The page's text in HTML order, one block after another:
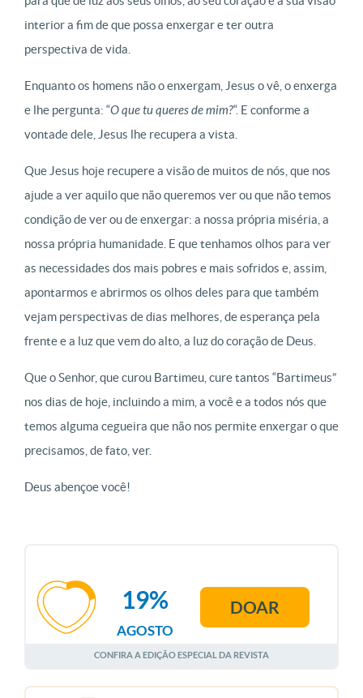
interior a fim de que possa enxergar e ter outra
perspectiva de vida.
Enquanto os homens não o enxergam, Jesus o vê, o enxerga
e lhe pergunta: “O que tu queres de mim?“. E conforme a
vontade dele, Jesus lhe recupera a vista.
Que Jesus hoje recupere a visão de muitos de nós, que nos
ajude a ver aquilo que não queremos ver ou que não temos
condição de ver ou de enxergar: a nossa própria miséria, a
nossa própria humanidade. E que tenhamos olhos para ver
as necessidades dos mais pobres e mais sofridos e, assim,
apontarmos e abrirmos os olhos deles para que também
vejam perspectivas de dias melhores, de esperança pela
frente e a luz que vem do alto, a luz do coração de Deus.
Que o Senhor, que curou Bartimeu, cure tantos “Bartimeus”
nos dias de hoje, incluindo a mim, a você e a todos nós que
temos alguma cegueira que não nos permite enxergar o que
precisamos, de fato, ver.
Deus abençoe você!
AGOSTO
19% DOAR
CONFIRA A EDIÇÃO ESPECIAL DA REVISTA